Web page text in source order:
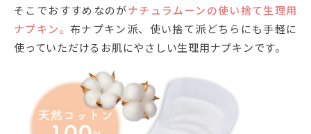
そこでおすすめなのがナチュラムーンの使い捨て生理用
ナプキン。 布ナプキン派、使い捨て派どちらにも手軽に
使っていただけるお肌にやさしい生理用ナプキンです。